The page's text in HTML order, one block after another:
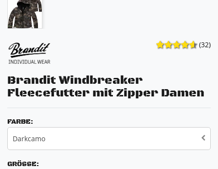
(32)
Brandit Windbreaker
Fleecefutter mit Zipper Damen
FARBE:
Darkcamo
GRÖSSE: